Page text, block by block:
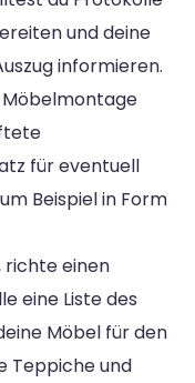
und deine
informieren.
Möbelmontage
für eventuell
Beispiel in Form
richte einen
eine Liste des
Möbel für den
Teppiche und